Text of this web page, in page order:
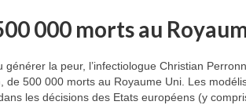
000 morts au
la peur, l’infectiologue Christian
de 500 000 morts au Royaume Uni. Les
les décisions des Etats européens (y